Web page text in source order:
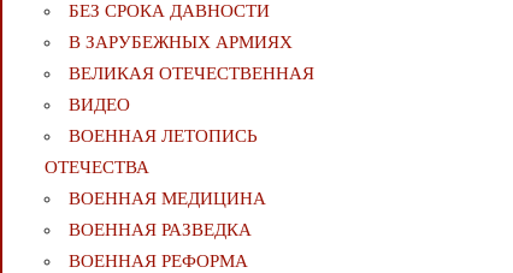
БЕЗ СРОКА ДАВНОСТИ
В ЗАРУБЕЖНЫХ АРМИЯХ
ВЕЛИКАЯ ОТЕЧЕСТВЕННАЯ
ВИДЕО
ВОЕННАЯ ЛЕТОПИСЬ
ОТЕЧЕСТВА
ВОЕННАЯ МЕДИЦИНА
ВОЕННАЯ РАЗВЕДКА
ВОЕННАЯ РЕФОРМА